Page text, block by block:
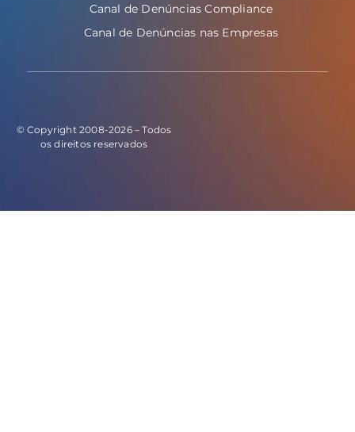
Canal de Denúncias Compliance
Canal de Denúncias nas Empresas
© Copyright 2008-2026 – Todos
os direitos reservados